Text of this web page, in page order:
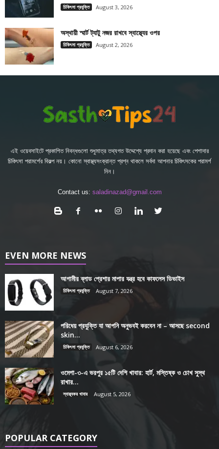
চিকিৎসা প্রযুক্তি August 3, 2026
অস্থায়ী স্মার্ট ট্যাটু নজর রাখবে স্বাস্থ্যের ওপর
চিকিৎসা প্রযুক্তি August 2, 2026
এই ওয়েবসাইটে প্রকাশিত নিবন্ধগুলো শুধুমাত্র তথ্যগত উদ্দেশ্যে প্রদান করা হয়েছে এবং পেশাদার
চিকিৎসা পরামর্শের বিকল্প নয়। কোনো স্বাস্থ্যসংক্রান্ত প্রশ্ন থাকলে সর্বদা আপনার চিকিৎসকের পরামর্শ
নিন।
Contact us: saladinazad@gmail.com
EVEN MORE NEWS
আগামীর ব্লাড প্রেশার মাপার যন্ত্র হবে কাফলেস ডিভাইস
চিকিৎসা প্রযুক্তি August 7, 2026
পরিধেয় প্রযুক্তি যা আপনি অনুভবই করবেন না – আসছে second
skin...
চিকিৎসা প্রযুক্তি August 6, 2026
ওমেগা-৩-এ ভরপুর ১৫টি দেশি খাবার: হার্ট, মস্তিষ্ক ও চোখ সুস্থ
রাখার...
স্বাস্থ্যকর খাবার August 5, 2026
POPULAR CATEGORY